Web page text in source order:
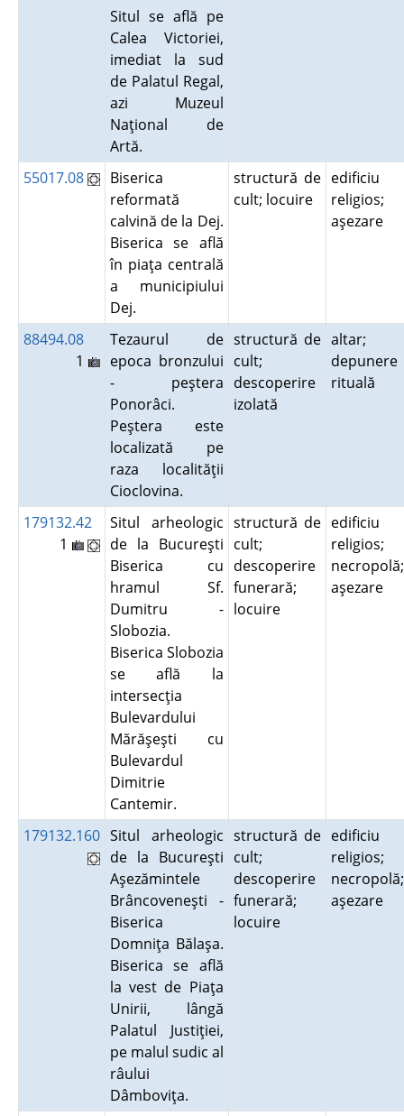
Situl se află pe
Calea Victoriei,
imediat la sud
de Palatul Regal,
azi Muzeul
Naţional de
Artă.
55017.08
Biserica
reformată
calvină de la Dej.
Biserica se află
în piaţa centrală
a municipiului
Dej.
structură de
cult; locuire
edificiu
religios;
aşezare
88494.08
1
Tezaurul de
epoca bronzului
- peştera
Ponorâci.
Peştera este
localizată pe
raza localităţii
Cioclovina.
structură de
cult;
descoperire
izolată
altar;
depunere
rituală
179132.42
1
Situl arheologic
de la Bucureşti
Biserica cu
hramul Sf.
Dumitru -
Slobozia.
Biserica Slobozia
se află la
intersecţia
Bulevardului
Mărăşeşti cu
Bulevardul
Dimitrie
Cantemir.
structură de
cult;
descoperire
funerară;
locuire
edificiu
religios;
necropolă;
aşezare
179132.160 Situl arheologic
de la Bucureşti
Aşezămintele
Brâncoveneşti -
Biserica
Domniţa Bălaşa.
Biserica se află
la vest de Piaţa
Unirii, lângă
Palatul Justiţiei,
pe malul sudic al
râului
Dâmboviţa.
structură de
cult;
descoperire
funerară;
locuire
edificiu
religios;
necropolă;
aşezare